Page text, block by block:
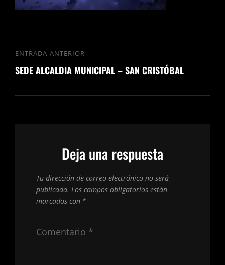
Navegación
de
Entrada
anterior
ENTRADA ANTERIOR
SEDE ALCALDIA MUNICIPAL – SAN CRISTÓBAL
Deja una respuesta
Tu dirección de correo electrónico no será
publicada. Los campos obligatorios están
marcados con *
Comentario *